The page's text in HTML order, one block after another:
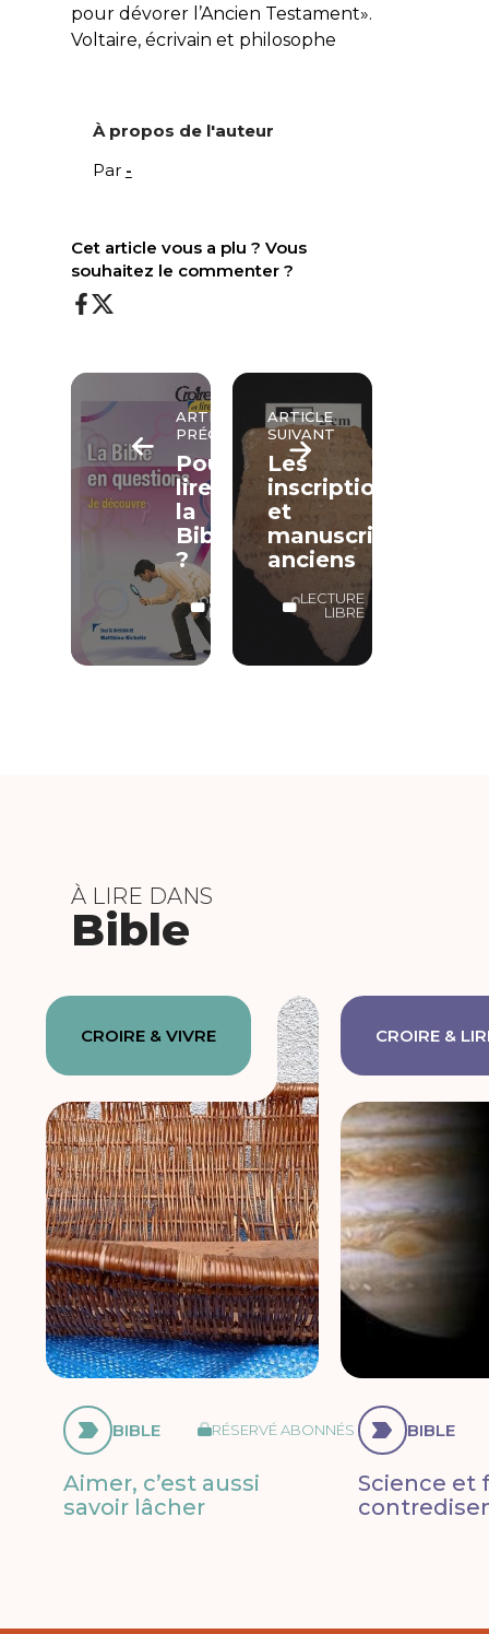
pour dévorer l’Ancien Testament».
Voltaire, écrivain et philosophe
À propos de l'auteur
Par -
Cet article vous a plu ? Vous
souhaitez le commenter ?
ARTICLE
PRÉCÉDENT
Pourquoi
lire
la
Bible
?
LECTURE
LIBRE
ARTICLE
SUIVANT
Les
inscriptions
et
manuscrits
anciens
LECTURE
LIBRE
À LIRE DANS
Bible
CROIRE & VIVRE
BIBLE RÉSERVÉ ABONNÉS
Aimer, c’est aussi
savoir lâcher
CROIRE &
BIBLE
Science et